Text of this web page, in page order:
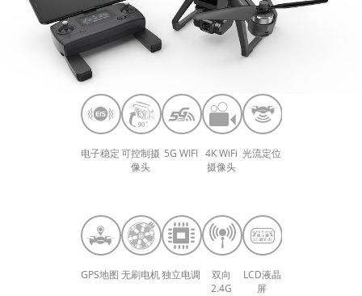
电子稳定 可控制摄
像头
5G WIFI
4K WiFi
摄像头
光流定位
GPS地图 无刷电机独立电调
双向
2.4G
LCD液晶
屏